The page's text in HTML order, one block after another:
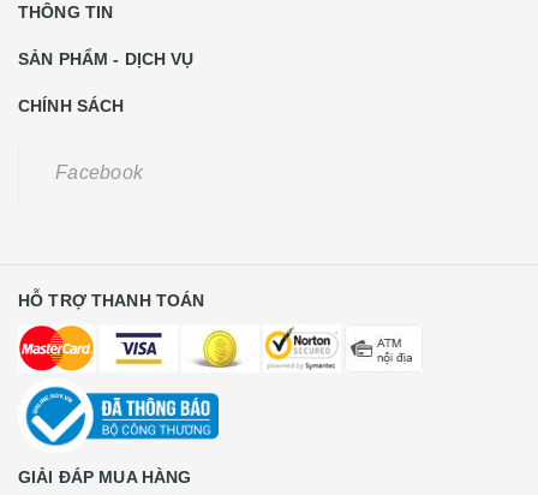
THÔNG TIN
SẢN PHẨM - DỊCH VỤ
CHÍNH SÁCH
Facebook
HỖ TRỢ THANH TOÁN
GIẢI ĐÁP MUA HÀNG